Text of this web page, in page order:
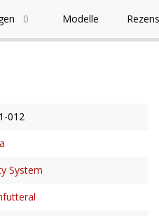
0 Modelle
012
System